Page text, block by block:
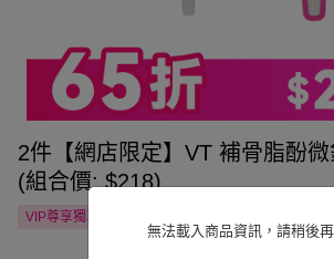
無法載入商品資訊，請稍後
2件【網店限定】VT 補骨脂酚
(組合價: $218)
VIP尊享獨享